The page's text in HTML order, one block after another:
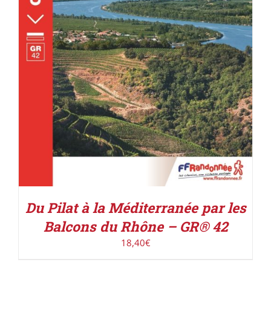
ACHETER LE PRODUIT / DÉTAILS
Du Pilat à la Méditerranée par les
Balcons du Rhône – GR® 42
18,40€